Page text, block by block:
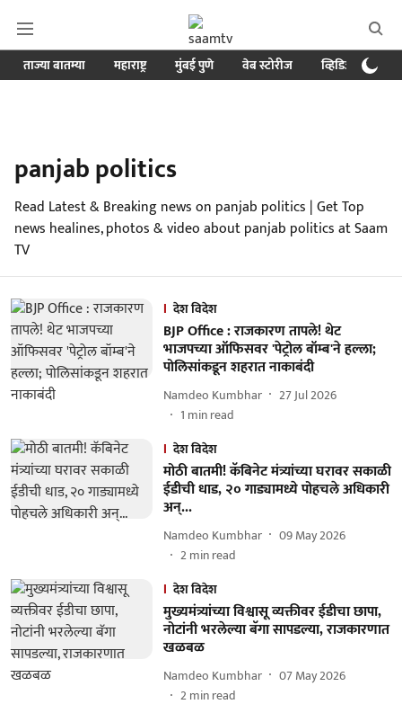
ताज्या बातम्या महाराष्ट्र मुंबई पुणे वेब स्टोरीज व्हिडिओ
panjab politics
Read Latest & Breaking news on panjab politics | Get Top
news healines, photos & video about panjab politics at Saam
TV
देश विदेश
BJP Office : राजकारण तापले! थेट
भाजपच्या ऑफिसवर 'पेट्रोल बॉम्ब'ने हल्ला;
पोलिसांकडून शहरात नाकाबंदी
Namdeo Kumbhar
27 Jul 2026
1 min read
देश विदेश
मोठी बातमी! कॅबिनेट मंत्र्यांच्या घरावर सकाळी
ईडीची धाड, २० गाड्यामध्ये पोहचले अधिकारी
अन्...
Namdeo Kumbhar
09 May 2026
2min read
देश विदेश
मुख्यमंत्र्यांच्या विश्वासू व्यक्तीवर ईडीचा छापा,
नोटांनी भरलेल्या बॅगा सापडल्या, राजकारणात
खळबळ
Namdeo Kumbhar
07 May 2026
2min read